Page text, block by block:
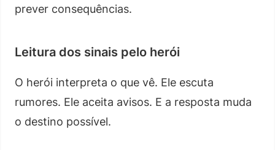
prever consequências.
Leitura dos sinais pelo herói
O herói interpreta o que vê. Ele escuta
rumores. Ele aceita avisos. E a resposta muda
o destino possível.